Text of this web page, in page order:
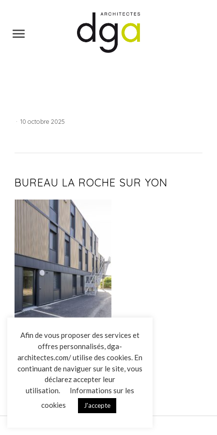
L’AGENCE
RÉALISATIONS
ACTUALITÉS
CONTACT
· 10 octobre 2025
BUREAU LA ROCHE SUR YON
BUREAU LA ROCHE SUR YON
Afin de vous proposer des services et
offres personnalisés, dga-
architectes.com/ utilise des cookies. En
continuant de naviguer sur le site, vous
déclarez accepter leur
utilisation.
Informations sur les
cookies
J'accepte